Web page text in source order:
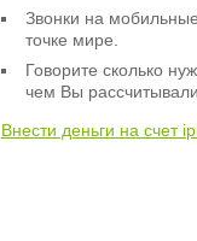
Звонки на
точке мире.
Говорите сколько
чем Вы рассчитывали.
Внести деньги на счет